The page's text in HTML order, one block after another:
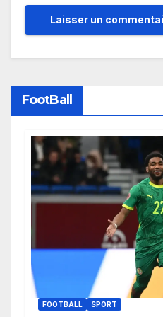
FootBall
FOOTBALL SPORT